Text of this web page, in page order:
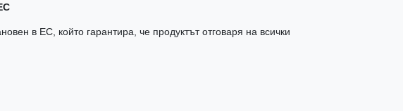
в ЕС, който гарантира, че продуктът отговаря на всички